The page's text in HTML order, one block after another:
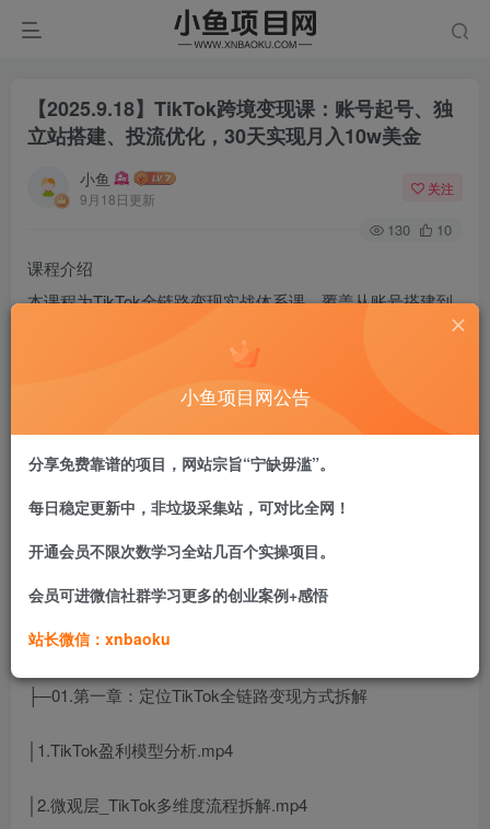
【2025.9.18】TikTok跨境变现课：账号起号、独
立站搭建、投流优化，30天实现月入10w美金
小鱼
9月18日更新
关注
130 10
课程介绍
本课程为TikTok全链路变现实战体系课，覆盖从账号搭建到
商业变现的完整闭环。课程分为11大模块：变现模型拆解、
多模式案例解析、账号基建、独立站选品、Shopify建站、短
视频制作、直播SOP、投流策略、DIY产品专题及多平台建
站教程。通过100+实操案例与工具教学（如Google
Trends、PIPIADS），帮助学员掌握自然流/投流玩法、矩阵
号运营、高转化独立站搭建等核心技能，适合跨境电商从业
注意：更新几节25年，其余都是24年内容！
课程目录：
├─01.第一章：定位TikTok全链路变现方式拆解
│1.TikTok盈利模型分析.mp4
│2.微观层_TikTok多维度流程拆解.mp4
小鱼项目网公告
分享免费靠谱的项目，网站宗旨“宁缺毋滥”。
每日稳定更新中，非垃圾采集站，可对比全网！
开通会员不限次数学习全站几百个实操项目。
会员可进微信社群学习更多的创业案例+感悟
站长微信：xnbaoku